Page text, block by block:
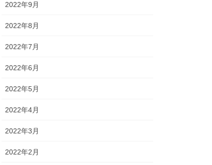
2022年9月
2022年8月
2022年7月
2022年6月
2022年5月
2022年4月
2022年3月
2022年2月